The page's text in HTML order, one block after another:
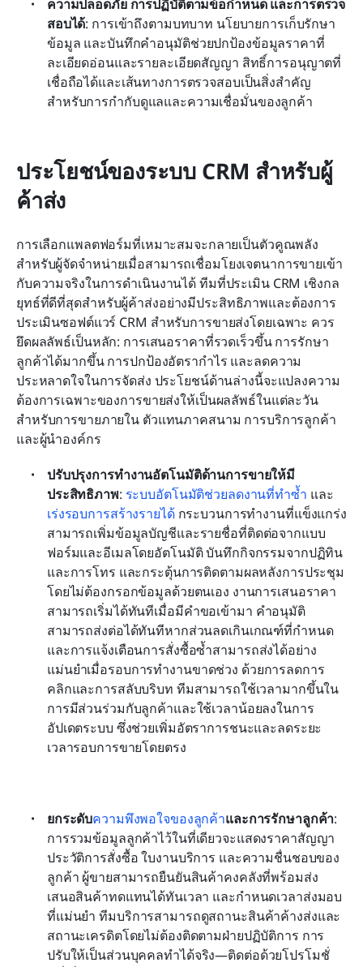
ความปลอดภัย การปฏิบัติตามข้อกำหนด และการตรวจ
สอบได้: การเข้าถึงตามบทบาท นโยบายการเก็บรักษา
ข้อมูล และบันทึกคำอนุมัติช่วยปกป้องข้อมูลราคาที่
ละเอียดอ่อนและรายละเอียดสัญญา สิทธิ์การอนุญาตที่
เชื่อถือได้และเส้นทางการตรวจสอบเป็นสิ่งสำคัญ
สำหรับการกำกับดูแลและความเชื่อมั่นของลูกค้า
ประโยชน์ของระบบ CRM สำหรับผู้
ค้าส่ง
การเลือกแพลตฟอร์มที่เหมาะสมจะกลายเป็นตัวคูณพลัง
สำหรับผู้จัดจำหน่ายเมื่อสามารถเชื่อมโยงเจตนาการขายเข้า
กับความจริงในการดำเนินงานได้ ทีมที่ประเมิน CRM เชิงกล
ยุทธ์ที่ดีที่สุดสำหรับผู้ค้าส่งอย่างมีประสิทธิภาพและต้องการ
ประเมินซอฟต์แวร์ CRM สำหรับการขายส่งโดยเฉพาะ ควร
ยึดผลลัพธ์เป็นหลัก: การเสนอราคาที่รวดเร็วขึ้น การรักษา
ลูกค้าได้มากขึ้น การปกป้องอัตรากำไร และลดความ
ประหลาดใจในการจัดส่ง ประโยชน์ด้านล่างนี้จะแปลงความ
ต้องการเฉพาะของการขายส่งให้เป็นผลลัพธ์ในแต่ละวัน
สำหรับการขายภายใน ตัวแทนภาคสนาม การบริการลูกค้า
และผู้นำองค์กร
ปรับปรุงการทำงานอัตโนมัติด้านการขายให้มี
ประสิทธิภาพ: ระบบอัตโนมัติช่วยลดงานที่ทำซ้ำ
เร่งรอบการสร้างรายได้ กระบวนการทำงานที่แข็งแกร่ง
สามารถเพิ่มข้อมูลบัญชีและรายชื่อที่ติดต่อจากแบบ
ฟอร์มและอีเมลโดยอัตโนมัติ บันทึกกิจกรรมจากปฏิทิน
และการโทร และกระตุ้นการติดตามผลหลังการประชุม
โดยไม่ต้องกรอกข้อมูลด้วยตนเอง งานการเสนอราคา
สามารถเริ่มได้ทันทีเมื่อมีคำขอเข้ามา คำอนุมัติ
สามารถส่งต่อได้ทันทีหากส่วนลดเกินเกณฑ์ที่กำหนด
และการแจ้งเตือนการสั่งซื้อซ้ำสามารถส่งได้อย่าง
แม่นยำเมื่อรอบการทำงานขาดช่วง ด้วยการลดการ
คลิกและการสลับบริบท ทีมสามารถใช้เวลามากขึ้นใน
การมีส่วนร่วมกับลูกค้าและใช้เวลาน้อยลงในการ
อัปเดตระบบ ซึ่งช่วยเพิ่มอัตราการชนะและลดระยะ
เวลารอบการขายโดยตรง
ยกระดับความพึงพอใจของลูกค้าและการรักษาลูกค้า:
การรวมข้อมูลลูกค้าไว้ในที่เดียวจะแสดงราคาสัญญา
ประวัติการสั่งซื้อ ใบงานบริการ และความชื่นชอบของ
ลูกค้า ผู้ขายสามารถยืนยันสินค้าคงคลังที่พร้อมส่ง
เสนอสินค้าทดแทนได้ทันเวลา และกำหนดเวลาส่งมอบ
ที่แม่นยำ ทีมบริการสามารถดูสถานะสินค้าค้างส่งและ
สถานะเครดิตโดยไม่ต้องติดตามฝ่ายปฏิบัติการ การ
ปรับให้เป็นส่วนบุคคลทำได้จริง—ติดต่อด้วยโปรโมชั่